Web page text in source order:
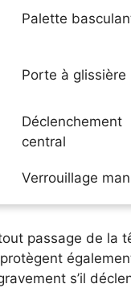
Palette
Porte à glissière
Déclenchement
central
Verrouillage
passage de la
s’il